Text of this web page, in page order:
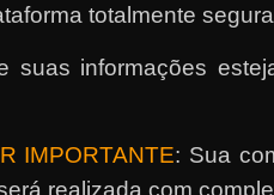
totalmente
informações
IMPORTANTE: Sua
realizada com